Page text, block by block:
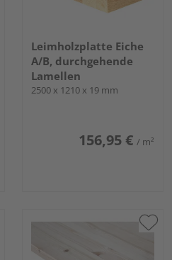
Leimholzplatte Eiche
A/B, durchgehende
Lamellen
2500 x 1210 x 19 mm
156,95 € / m²